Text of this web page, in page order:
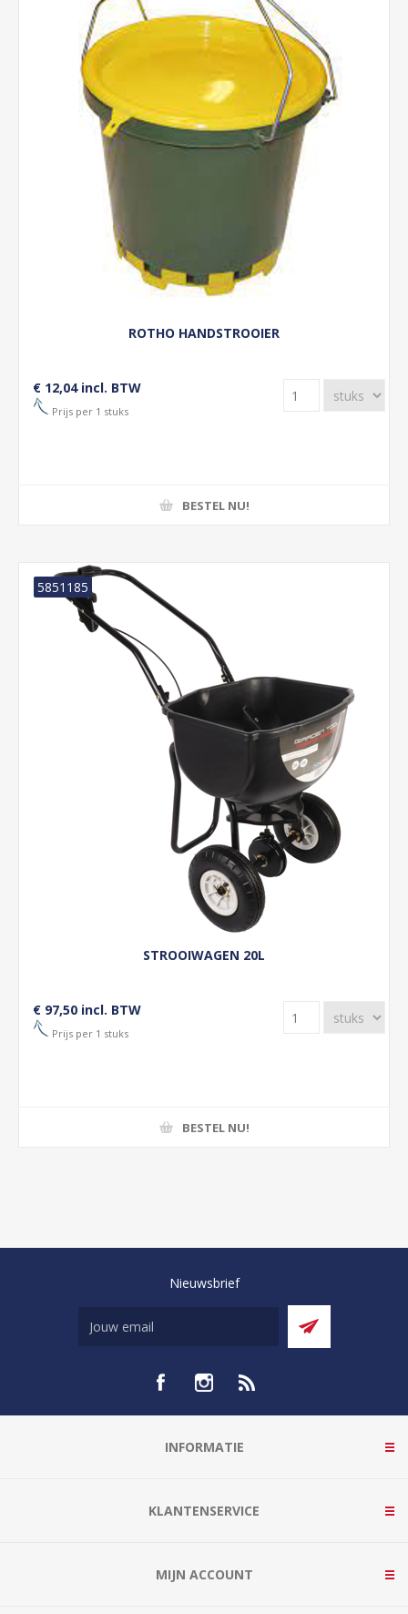
ROTHO HANDSTROOIER
€ 12,04 incl. BTW
Prijs per 1 stuks
BESTEL NU!
STROOIWAGEN 20L
5851185
€ 97,50 incl. BTW
Prijs per 1 stuks
BESTEL NU!
Nieuwsbrief
INFORMATIE
KLANTENSERVICE
MIJN ACCOUNT